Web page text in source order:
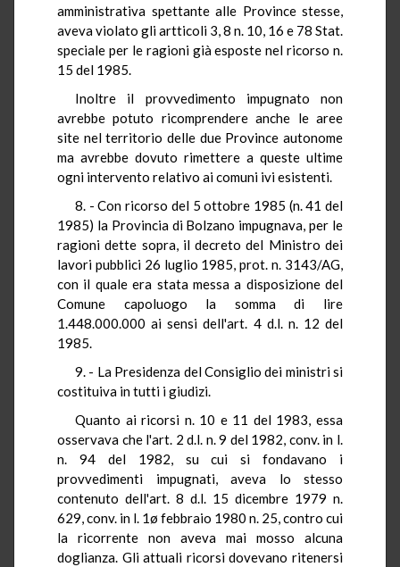
amministrativa spettante alle Province stesse,
aveva violato gli artticoli 3, 8 n. 10, 16 e 78 Stat.
speciale per le ragioni già esposte nel ricorso n.
15 del 1985.
Inoltre il provvedimento impugnato non
avrebbe potuto ricomprendere anche le aree
site nel territorio delle due Province autonome
ma avrebbe dovuto rimettere a queste ultime
ogni intervento relativo ai comuni ivi esistenti.
8. - Con ricorso del 5 ottobre 1985 (n. 41 del
1985) la Provincia di Bolzano impugnava, per le
ragioni dette sopra, il decreto del Ministro dei
lavori pubblici 26 luglio 1985, prot. n. 3143/AG,
con il quale era stata messa a disposizione del
Comune capoluogo la somma di lire
1.448.000.000 ai sensi dell'art. 4 d.l. n. 12 del
1985.
9. - La Presidenza del Consiglio dei ministri si
costituiva in tutti i giudizi.
Quanto ai ricorsi n. 10 e 11 del 1983, essa
osservava che l'art. 2 d.l. n. 9 del 1982, conv. in l.
n. 94 del 1982, su cui si fondavano i
provvedimenti impugnati, aveva lo stesso
contenuto dell'art. 8 d.l. 15 dicembre 1979 n.
629, conv. in l. 1ø febbraio 1980 n. 25, contro cui
la ricorrente non aveva mai mosso alcuna
doglianza. Gli attuali ricorsi dovevano ritenersi